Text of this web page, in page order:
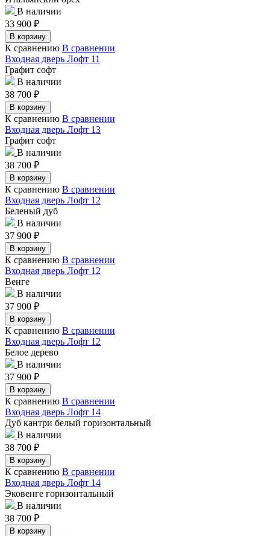
В наличии
33 900 ₽
В корзину
К сравнению В сравнении
Входная дверь Лофт 11
Графит софт
В наличии
38 700 ₽
В корзину
К сравнению В сравнении
Входная дверь Лофт 13
Графит софт
В наличии
38 700 ₽
В корзину
К сравнению В сравнении
Входная дверь Лофт 12
Беленый дуб
В наличии
37 900 ₽
В корзину
К сравнению В сравнении
Входная дверь Лофт 12
Венге
В наличии
37 900 ₽
В корзину
К сравнению В сравнении
Входная дверь Лофт 12
Белое дерево
В наличии
37 900 ₽
В корзину
К сравнению В сравнении
Входная дверь Лофт 14
Дуб кантри белый горизонтальный
В наличии
38 700 ₽
В корзину
К сравнению В сравнении
Входная дверь Лофт 14
Эковенге горизонтальный
В наличии
38 700 ₽
В корзину